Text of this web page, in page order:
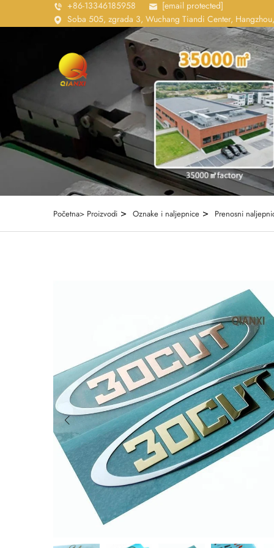
+86-13346185958
[email protected]
Soba 505, zgrada 3, Wuchang Tiandi Center,
Početna> Proizvodi > Oznake i naljepnice > Prenosni